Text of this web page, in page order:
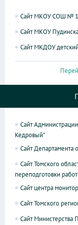
Сайт МКОУ СОШ № 1
Сайт МКОУ
Сайт МКДОУ
Сайт
Кедровый"
Сайт Департамента
Сайт Томского
переподготовки
Сайт центра
Сайт Томского
Сайт